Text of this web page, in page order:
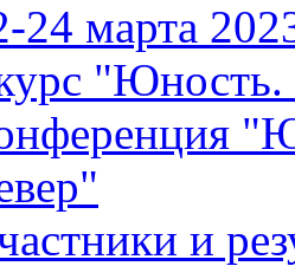
24 марта
"Юность.
и